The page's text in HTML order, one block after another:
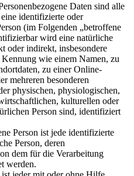
Daten sind alle
identifizierte oder
(im Folgenden „betroffene
wird eine natürliche
oder indirekt, insbesondere
wie einem Namen, zu
zu einer Online-
mehreren besonderen
physischen, physiologischen,
kulturellen oder
Person sind, identifiziert
Person ist jede identifizierte
Person, deren
dem für die Verarbeitung
werden.